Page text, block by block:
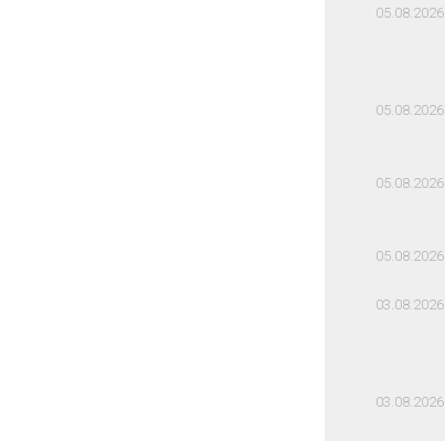
05.08.2026
05.08.2026
05.08.2026
05.08.2026
03.08.2026
03.08.2026